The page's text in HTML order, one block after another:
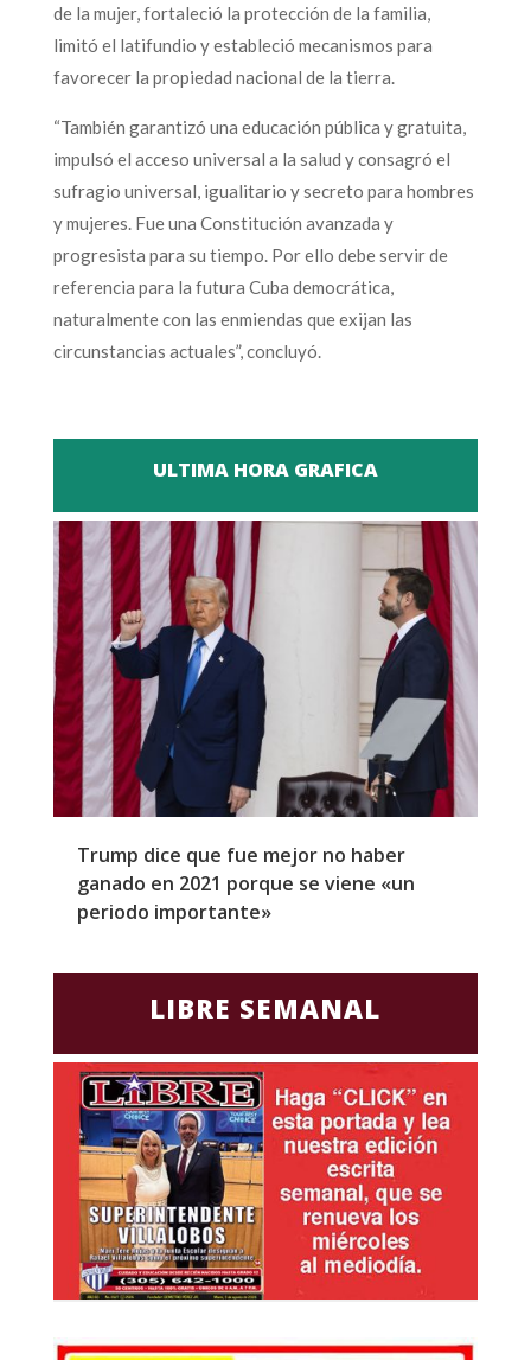
de la mujer, fortaleció la protección de la familia,
limitó el latifundio y estableció mecanismos para
favorecer la propiedad nacional de la tierra.
“También garantizó una educación pública y gratuita,
impulsó el acceso universal a la salud y consagró el
sufragio universal, igualitario y secreto para hombres
y mujeres. Fue una Constitución avanzada y
progresista para su tiempo. Por ello debe servir de
referencia para la futura Cuba democrática,
naturalmente con las enmiendas que exijan las
circunstancias actuales”, concluyó.
ULTIMA HORA GRAFICA
Trump dice que fue mejor no haber
ganado en 2021 porque se viene «un
periodo importante»
LIBRE SEMANAL